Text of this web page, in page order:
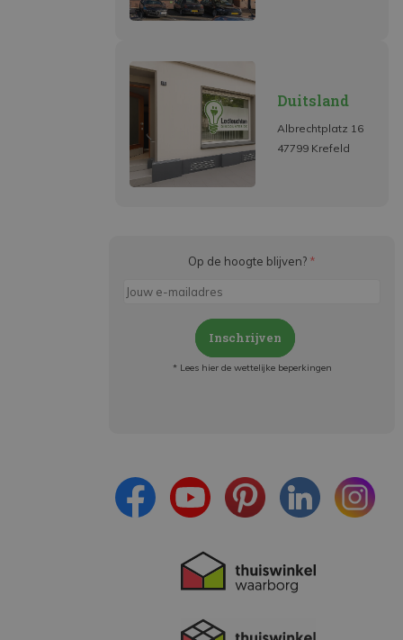
Duitsland
Albrechtplatz 16
47799 Krefeld
Op de hoogte blijven? *
Inschrijven
* Lees hier de wettelijke beperkingen